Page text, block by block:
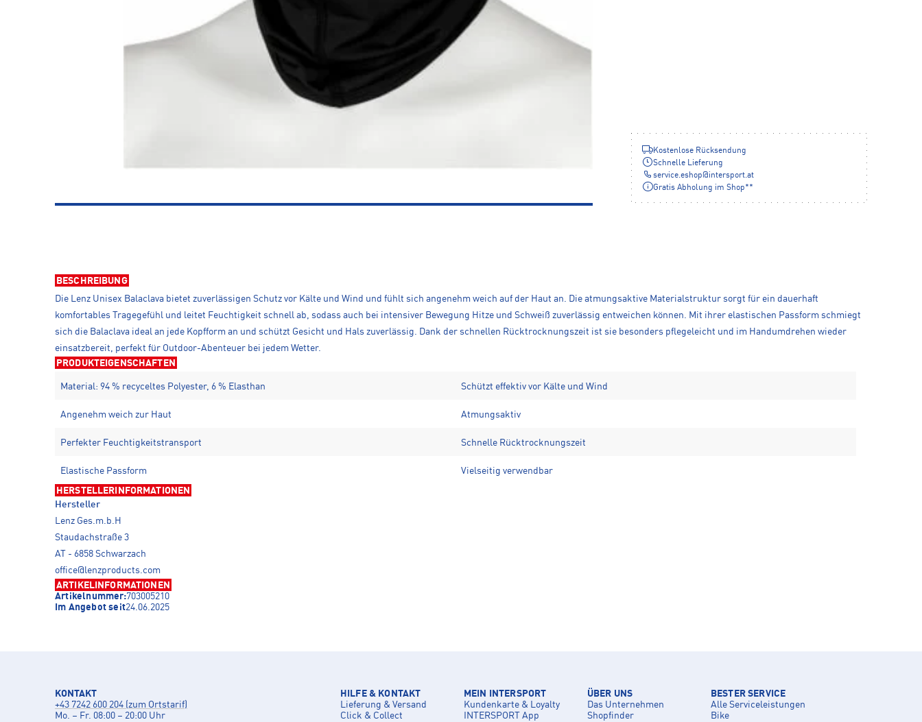
Kostenlose Rücksendung
Schnelle Lieferung
service.eshop@intersport.at
Gratis Abholung im Shop**
BESCHREIBUNG
Die Lenz Unisex Balaclava bietet zuverlässigen Schutz vor Kälte und Wind und fühlt sich angenehm weich auf der Haut an. Die atmungsaktive Materialstruktur sorgt für ein dauerhaft
komfortables Tragegefühl und leitet Feuchtigkeit schnell ab, sodass auch bei intensiver Bewegung Hitze und Schweiß zuverlässig entweichen können. Mit ihrer elastischen Passform schmiegt
sich die Balaclava ideal an jede Kopfform an und schützt Gesicht und Hals zuverlässig. Dank der schnellen Rücktrocknungszeit ist sie besonders pflegeleicht und im Handumdrehen wieder
einsatzbereit, perfekt für Outdoor-Abenteuer bei jedem Wetter.
PRODUKTEIGENSCHAFTEN
Material: 94 % recyceltes Polyester, 6 % Elasthan Schützt effektiv vor Kälte und Wind
Angenehm weich zur Haut Atmungsaktiv
Perfekter Feuchtigkeitstransport Schnelle Rücktrocknungszeit
Elastische Passform Vielseitig verwendbar
HERSTELLERINFORMATIONEN
Hersteller
Lenz Ges.m.b.H
Staudachstraße 3
AT - 6858 Schwarzach
office@lenzproducts.com
ARTIKELINFORMATIONEN
Artikelnummer:703005210
Im Angebot seit24.06.2025
KONTAKT
+43 7242 600 204 (zum Ortstarif)
Mo. – Fr. 08:00 – 20:00 Uhr
HILFE & KONTAKT
Lieferung & Versand
Click & Collect
MEIN INTERSPORT
Kundenkarte & Loyalty
INTERSPORT App
ÜBER UNS
Das Unternehmen
Shopfinder
BESTER SERVICE
Alle Serviceleistungen
Bike